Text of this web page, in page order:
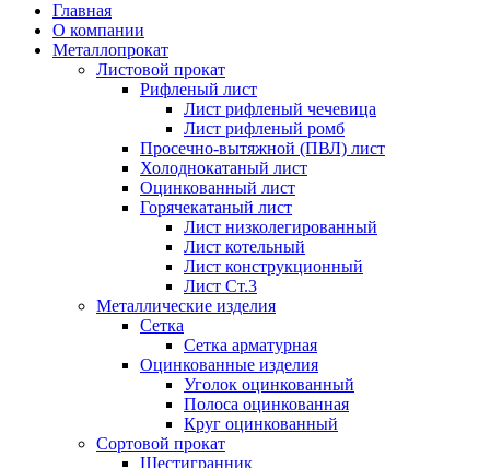
Главная
О компании
Металлопрокат
Листовой прокат
Рифленый лист
Лист рифленый чечевица
Лист рифленый ромб
Просечно-вытяжной (ПВЛ) лист
Холоднокатаный лист
Оцинкованный лист
Горячекатаный лист
Лист низколегированный
Лист котельный
Лист конструкционный
Лист Ст.3
Металлические изделия
Сетка
Сетка арматурная
Оцинкованные изделия
Уголок оцинкованный
Полоса оцинкованная
Круг оцинкованный
Сортовой прокат
Шестигранник